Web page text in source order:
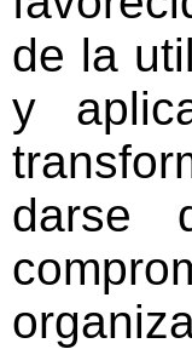
de la
y
darse